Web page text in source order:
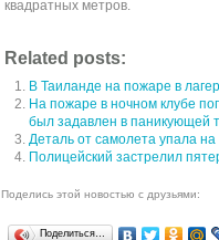
квадратных метров.
Related posts:
В Таиланде на пожаре в
На пожаре в ночном клубе
был задавлен в паникующей
Деталь от самолета упала
Полицейский застрелил
Поделись этой новостью с друзьями:
Поделиться…